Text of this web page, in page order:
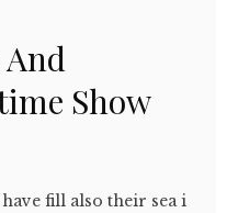
And
Show
fill also their sea i